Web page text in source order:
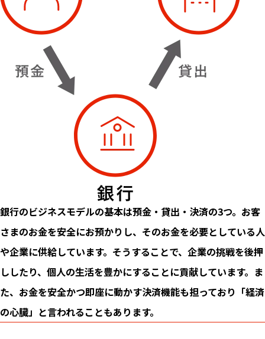
銀行のビジネスモデルの基本は預金・貸出・決済の3つ。お客
さまのお金を安全にお預かりし、そのお金を必要としている人
や企業に供給しています。そうすることで、企業の挑戦を後押
ししたり、個人の生活を豊かにすることに貢献しています。ま
た、お金を安全かつ即座に動かす決済機能も担っており「経済
の心臓」と言われることもあります。